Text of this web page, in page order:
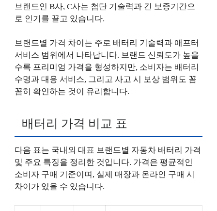
브랜드인 B사, C사는 첨단 기술력과 긴 보증기간으
로 인기를 끌고 있습니다.
브랜드별 가격 차이는 주로 배터리 기술력과 애프터
서비스 범위에서 나타납니다. 브랜드 신뢰도가 높을
수록 프리미엄 가격을 형성하지만, 소비자는 배터리
수명과 대응 서비스, 그리고 사고 시 보상 범위도 꼼
꼼히 확인하는 것이 유리합니다.
배터리 가격 비교 표
다음 표는 국내외 대표 브랜드별 자동차 배터리 가격
및 주요 특징을 정리한 것입니다. 가격은 평균적인
소비자 구매 기준이며, 실제 매장과 온라인 구매 시
차이가 있을 수 있습니다.